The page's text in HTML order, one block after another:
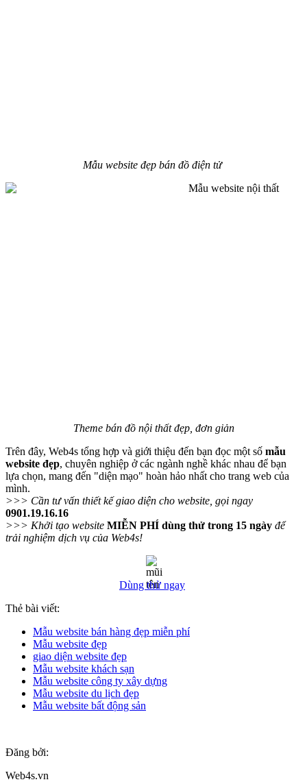
Mẫu website đẹp bán đồ điện tử
Theme bán đồ nội thất đẹp, đơn giản
Trên đây, Web4s tổng hợp và giới thiệu đến bạn đọc một số mẫu
website đẹp, chuyên nghiệp ở các ngành nghề khác nhau để bạn
lựa chọn, mang đến "diện mạo" hoàn hảo nhất cho trang web của
mình.
>>> Cần tư vấn thiết kế giao diện cho website, gọi ngay
0901.19.16.16
>>> Khởi tạo website MIỄN PHÍ dùng thử trong 15 ngày để
trải nghiệm dịch vụ của Web4s!
Dùng thử ngay
Thẻ bài viết:
Mẫu website bán hàng đẹp miễn phí
Mẫu website đẹp
giao diện website đẹp
Mẫu website khách sạn
Mẫu website công ty xây dựng
Mẫu website du lịch đẹp
Mẫu website bất động sản
Đăng bởi:
Web4s.vn